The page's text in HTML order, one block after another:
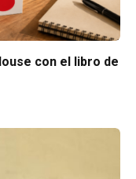
con el libro de